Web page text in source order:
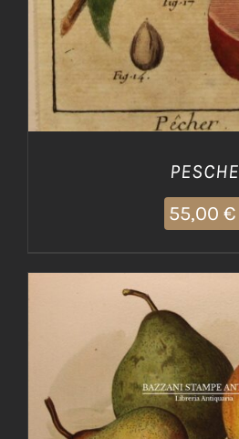
PESCHE
55,00 €
AGGIUNGI AL CARRELLO